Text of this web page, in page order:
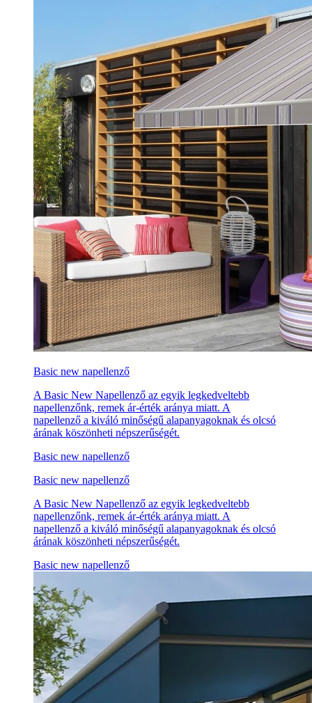
Basic new napellenző
A Basic New Napellenző az egyik legkedveltebb
napellenzőnk, remek ár-érték aránya miatt. A
napellenző a kiváló minőségű alapanyagoknak és olcsó
árának köszönheti népszerűségét.
Basic new napellenző
Basic new napellenző
A Basic New Napellenző az egyik legkedveltebb
napellenzőnk, remek ár-érték aránya miatt. A
napellenző a kiváló minőségű alapanyagoknak és olcsó
árának köszönheti népszerűségét.
Basic new napellenző